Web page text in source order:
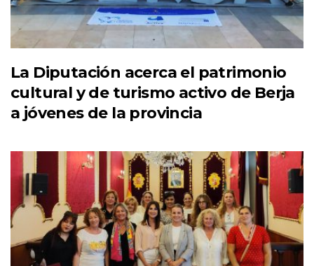
La Diputación acerca el patrimonio
cultural y de turismo activo de Berja
a jóvenes de la provincia